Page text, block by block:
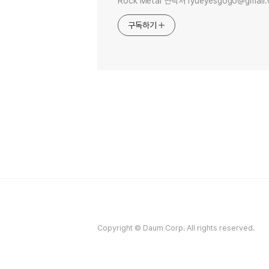
구독하기
Copyright © Daum Corp. All rights reserved.